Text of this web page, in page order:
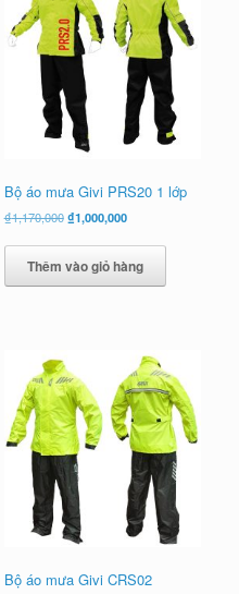
Bộ áo mưa Givi PRS20 1 lớp
₫1,170,000 Giá
là:
₫1,170,000.
₫1,000,000Giá
tại
là:
₫1,000,000.
Thêm vào giỏ hàng
Bộ áo mưa Givi CRS02